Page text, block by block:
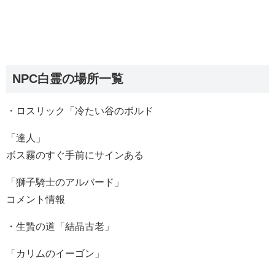
NPC白霊の場所一覧
・ロスリック「冷たい谷のボルド
「達人」
ボス霧のすぐ手前にサインある
「獅子騎士のアルバード」
コメント情報
・生贄の道「結晶古老」
「カリムのイーゴン」